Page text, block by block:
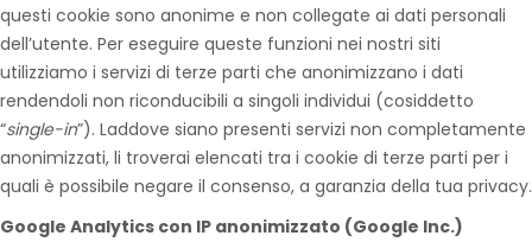
questi cookie sono anonime e non collegate ai dati personali
dell’utente. Per eseguire queste funzioni nei nostri siti
utilizziamo i servizi di terze parti che anonimizzano i dati
rendendoli non riconducibili a singoli individui (cosiddetto
“single-in”). Laddove siano presenti servizi non completamente
anonimizzati, li troverai elencati tra i cookie di terze parti per i
quali è possibile negare il consenso, a garanzia della tua privacy.
Google Analytics con IP anonimizzato (Google Inc.)